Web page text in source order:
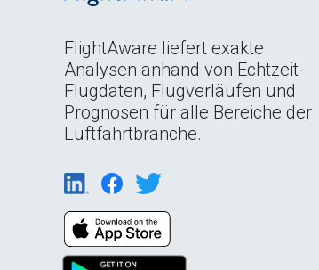
FlightAware liefert exakte
Analysen anhand von Echtzeit-
Flugdaten, Flugverläufen und
Prognosen für alle Bereiche der
Luftfahrtbranche.